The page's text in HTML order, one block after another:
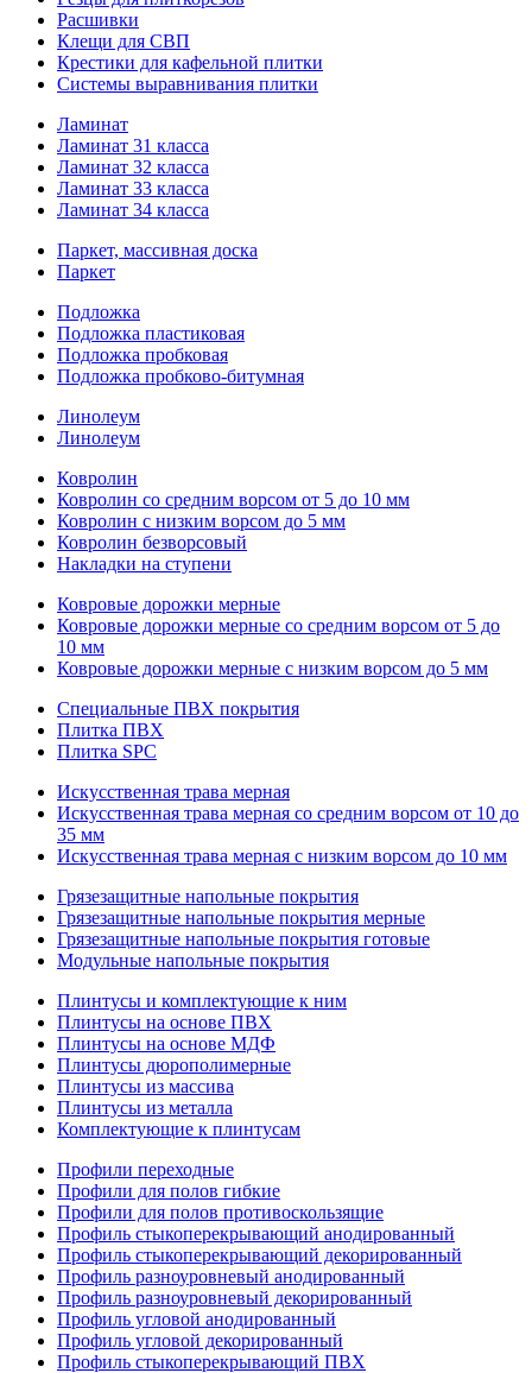
Расшивки
Клещи для СВП
Крестики для кафельной плитки
Системы выравнивания плитки
Ламинат
Ламинат 31 класса
Ламинат 32 класса
Ламинат 33 класса
Ламинат 34 класса
Паркет, массивная доска
Паркет
Подложка
Подложка пластиковая
Подложка пробковая
Подложка пробково-битумная
Линолеум
Линолеум
Ковролин
Ковролин со средним ворсом от 5 до 10 мм
Ковролин с низким ворсом до 5 мм
Ковролин безворсовый
Накладки на ступени
Ковровые дорожки мерные
Ковровые дорожки мерные со средним ворсом от 5 до
10 мм
Ковровые дорожки мерные с низким ворсом до 5 мм
Специальные ПВХ покрытия
Плитка ПВХ
Плитка SPC
Искуccтвенная трава мерная
Искусственная трава мерная со средним ворсом от 10 до
35 мм
Искусственная трава мерная с низким ворсом до 10 мм
Грязезащитные напольные покрытия
Грязезащитные напольные покрытия мерные
Грязезащитные напольные покрытия готовые
Модульные напольные покрытия
Плинтусы и комплектующие к ним
Плинтусы на основе ПВХ
Плинтусы на основе МДФ
Плинтусы дюрополимерные
Плинтусы из массива
Плинтусы из металла
Комплектующие к плинтусам
Профили переходные
Профили для полов гибкие
Профили для полов противоскользящие
Профиль стыкоперекрывающий анодированный
Профиль стыкоперекрывающий декорированный
Профиль разноуровневый анодированный
Профиль разноуровневый декорированный
Профиль угловой анодированный
Профиль угловой декорированный
Профиль стыкоперекрывающий ПВХ